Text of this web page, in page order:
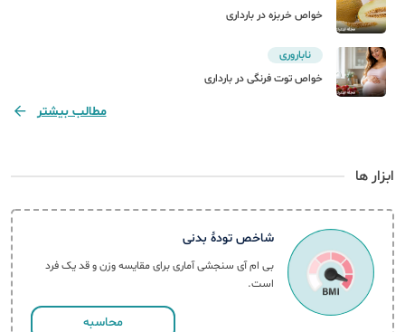
خواص خربزه در بارداری
ناباروری
خواص توت فرنگی در بارداری
مطالب بیشتر
ابزار ها
شاخص تودهٔ بدنی
بی ام آی سنجشی آماری برای مقایسه وزن و قد یک فرد
است.
محاسبه